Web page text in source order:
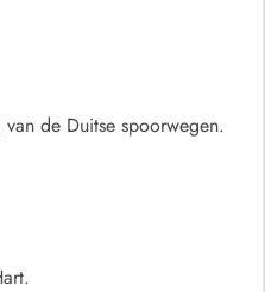
de Duitse spoorwegen.